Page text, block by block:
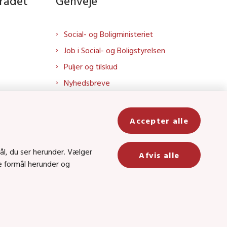
Social- og Boligministeriet
Job i Social- og Boligstyrelsen
Puljer og tilskud
Nyhedsbreve
Social- og Boligstyrelsens nyheder
som RSS feed
du ser herunder. Vælger
herunder og
Accepter alle
Afvis alle